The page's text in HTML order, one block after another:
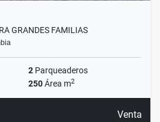
GRANDES FAMILIAS
2 Parqueaderos
250Área m2
Venta